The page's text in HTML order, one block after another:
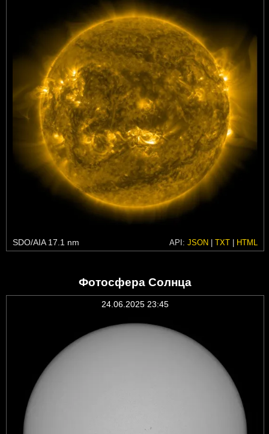
SDO/AIA 17.1 nm API: JSON | TXT | HTML
Фотосфера Солнца
24.06.2025 23:45